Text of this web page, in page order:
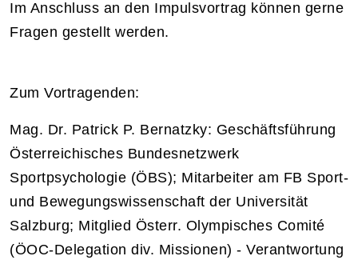
Im Anschluss an den Impulsvortrag können gerne
Fragen gestellt werden.
Zum Vortragenden:
Mag. Dr. Patrick P. Bernatzky: Geschäftsführung
Österreichisches Bundesnetzwerk
Sportpsychologie (ÖBS); Mitarbeiter am FB Sport-
und Bewegungswissenschaft der Universität
Salzburg; Mitglied Österr. Olympisches Comité
(ÖOC-Delegation div. Missionen) - Verantwortung